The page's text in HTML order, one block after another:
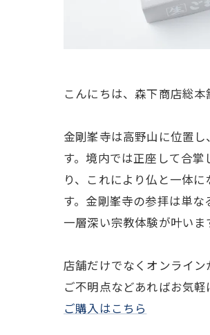
こんにちは、森下商店総本
金剛峯寺は高野山に位置
す。境内では正座して合
り、これにより仏と一体
す。金剛峯寺の参拝は単
一層深い宗教体験が叶いま
店舗だけでなくオンライン
ご不明点などあればお気軽
ご購入はこちら